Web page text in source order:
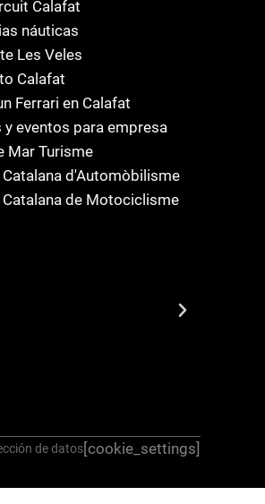
Calafat
náuticas
Les Veles
Calafat
Ferrari en Calafat
y eventos para empresa
Mar Turisme
d'Automòbilisme
Catalana de Motociclisme
de datos[cookie_settings]